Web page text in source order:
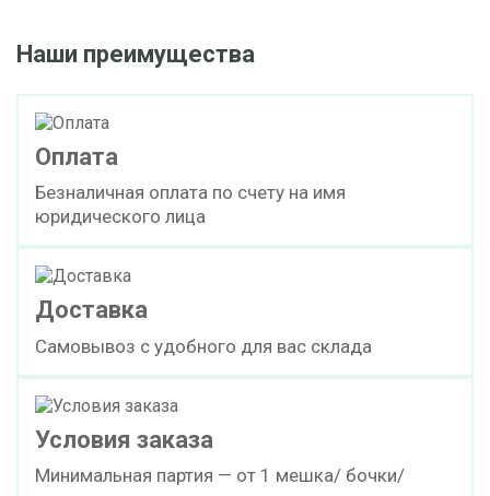
Наши преимущества
Оплата
Безналичная оплата по счету на имя
юридического лица
Доставка
Самовывоз с удобного для вас склада
Условия заказа
Минимальная партия — от 1 мешка/ бочки/